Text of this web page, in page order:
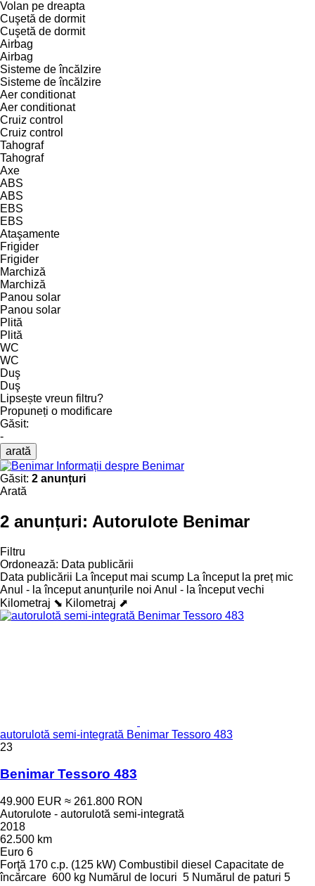
Volan pe dreapta
Cuşetă de dormit
Cuşetă de dormit
Airbag
Airbag
Sisteme de încălzire
Sisteme de încălzire
Aer conditionat
Aer conditionat
Cruiz control
Cruiz control
Tahograf
Tahograf
Axe
ABS
ABS
EBS
EBS
Ataşamente
Frigider
Frigider
Marchiză
Marchiză
Panou solar
Panou solar
Plită
Plită
WC
WC
Duş
Duş
Lipsește vreun filtru?
Propuneți o modificare
Găsit:
-
arată
Informații despre Benimar
Găsit: 2 anunțuri
Arată
2 anunțuri: Autorulote Benimar
Filtru
Ordonează: Data publicării
Data publicării La început mai scump La început la preț mic
Anul - la început anunțurile noi Anul - la început vechi
Kilometraj ⬊ Kilometraj ⬈
autorulotă semi-integrată Benimar Tessoro 483
23
Benimar Tessoro 483
49.900 EUR ≈ 261.800 RON
Autorulote - autorulotă semi-integrată
2018
62.500 km
Euro 6
Forţă 170 c.p. (125 kW) Combustibil diesel Capacitate de
încărcare 600 kg Numărul de locuri 5 Numărul de paturi 5